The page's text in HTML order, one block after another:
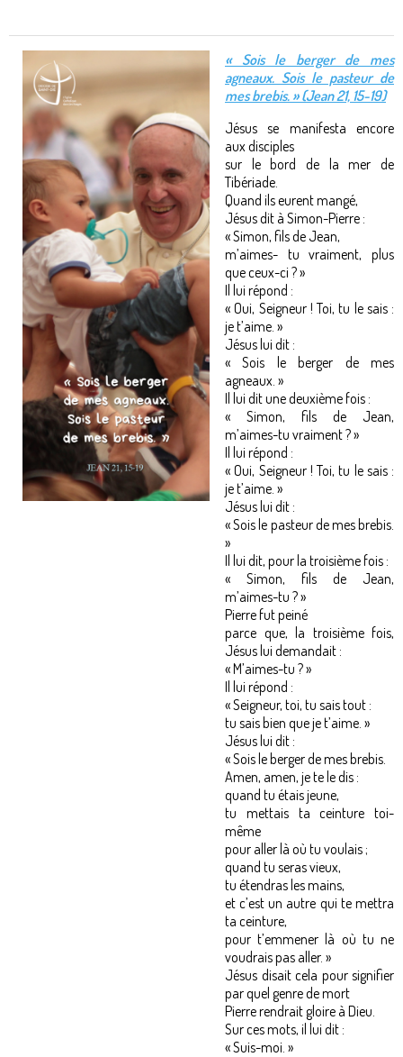
« Sois le berger de mes
agneaux. Sois le pasteur de
mes brebis. » (Jean 21, 15-19)
Jésus se manifesta encore
aux disciples
sur le bord de la mer de
Tibériade.
Quand ils eurent mangé,
Jésus dit à Simon-Pierre :
« Simon, fils de Jean,
m’aimes- tu vraiment, plus
que ceux-ci ? »
Il lui répond :
« Oui, Seigneur ! Toi, tu le sais :
je t’aime. »
Jésus lui dit :
« Sois le berger de mes
agneaux. »
Il lui dit une deuxième fois :
« Simon, fils de Jean,
m’aimes-tu vraiment ? »
Il lui répond :
« Oui, Seigneur ! Toi, tu le sais :
je t’aime. »
Jésus lui dit :
« Sois le pasteur de mes brebis.
»
Il lui dit, pour la troisième fois :
« Simon, fils de Jean,
m’aimes-tu ? »
Pierre fut peiné
parce que, la troisième fois,
Jésus lui demandait :
« M’aimes-tu ? »
Il lui répond :
« Seigneur, toi, tu sais tout :
tu sais bien que je t’aime. »
Jésus lui dit :
« Sois le berger de mes brebis.
Amen, amen, je te le dis :
quand tu étais jeune,
tu mettais ta ceinture toi-
même
pour aller là où tu voulais ;
quand tu seras vieux,
tu étendras les mains,
et c’est un autre qui te mettra
ta ceinture,
pour t’emmener là où tu ne
voudrais pas aller. »
Jésus disait cela pour signifier
par quel genre de mort
Pierre rendrait gloire à Dieu.
Sur ces mots, il lui dit :
« Suis-moi. »